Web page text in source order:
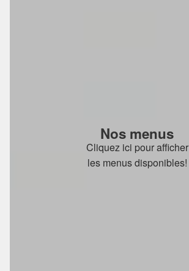
Nos menus
Cliquez ici pour afficher
les menus disponibles!